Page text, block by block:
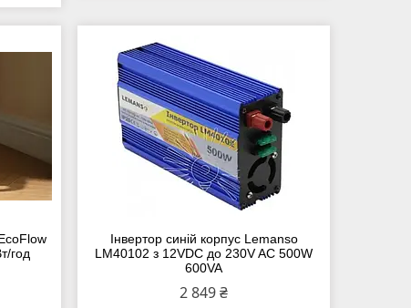
год
Інвертор синій корпус Lemanso
LM40102 з 12VDC до 230V AC 500W
600VA
2 849 ₴